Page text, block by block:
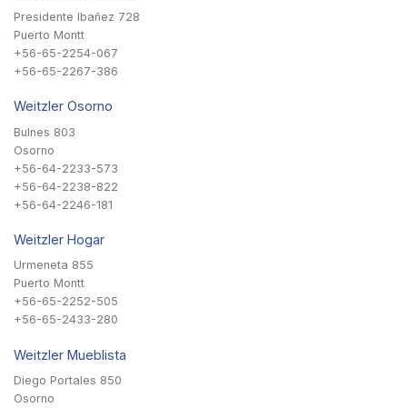
Presidente Ibañez 728
Puerto Montt
+56-65-2254-067
+56-65-2267-386
Weitzler Osorno
Bulnes 803
Osorno
+56-64-2233-573
+56-64-2238-822
+56-64-2246-181
Weitzler Hogar
Urmeneta 855
Puerto Montt
+56-65-2252-505
+56-65-2433-280
Weitzler Mueblista
Diego Portales 850
Osorno